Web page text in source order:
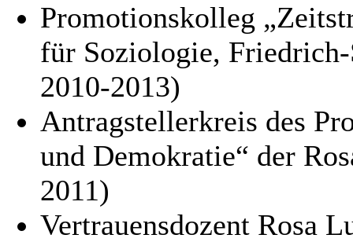
Promotionskolleg
für Soziologie,
2010-2013)
Antragstellerkreis des
und Demokratie“ der
2011)
Vertrauensdozent Rosa